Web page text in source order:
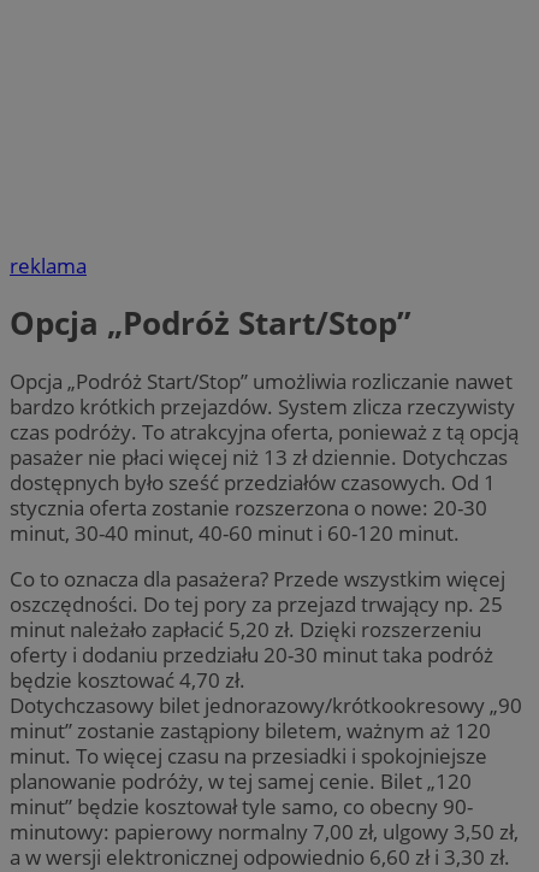
reklama
Opcja „Podróż Start/Stop”
Opcja „Podróż Start/Stop” umożliwia rozliczanie nawet
bardzo krótkich przejazdów. System zlicza rzeczywisty
czas podróży. To atrakcyjna oferta, ponieważ z tą opcją
pasażer nie płaci więcej niż 13 zł dziennie. Dotychczas
dostępnych było sześć przedziałów czasowych. Od 1
stycznia oferta zostanie rozszerzona o nowe: 20-30
minut, 30-40 minut, 40-60 minut i 60-120 minut.
Co to oznacza dla pasażera? Przede wszystkim więcej
oszczędności. Do tej pory za przejazd trwający np. 25
minut należało zapłacić 5,20 zł. Dzięki rozszerzeniu
oferty i dodaniu przedziału 20-30 minut taka podróż
będzie kosztować 4,70 zł.
Dotychczasowy bilet jednorazowy/krótkookresowy „90
minut” zostanie zastąpiony biletem, ważnym aż 120
minut. To więcej czasu na przesiadki i spokojniejsze
planowanie podróży, w tej samej cenie. Bilet „120
minut” będzie kosztował tyle samo, co obecny 90-
minutowy: papierowy normalny 7,00 zł, ulgowy 3,50 zł,
a w wersji elektronicznej odpowiednio 6,60 zł i 3,30 zł.